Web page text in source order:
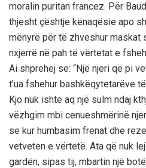
moralin puritan francez. Për
thjesht çështje kënaqësie apo
mënyrë për të zhveshur maskat
nxjerrë në pah të vërtetat e
Ai shprehej se: “Një njeri që pi
t’ua fshehur bashkëqytetarëve të
Kjo nuk ishte aq një sulm ndaj
vëzhgim mbi cenueshmërinë
se kur humbasim frenat dhe
vetveten e vërtetë. Ata që nuk
gardën, sipas tij, mbartin një